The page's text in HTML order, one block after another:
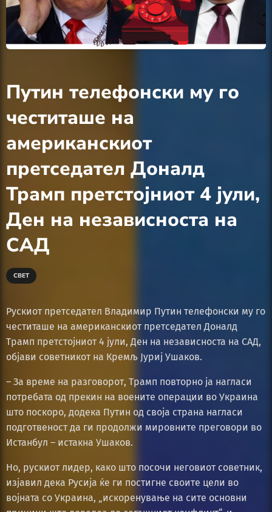
Путин телефонски му го
честиташе на
американскиот
претседател Доналд
Трамп претстојниот 4 јули,
Ден на независноста на
САД
СВЕТ
Рускиот претседател Владимир Путин телефонски му го
честиташе на американскиот претседател Доналд
Трамп претстојниот 4 јули, Ден на независноста на САД,
објави советникот на Кремљ Јуриј Ушаков.
– За време на разговорот, Трамп повторно ја нагласи
потребата од прекин на воените операции во Украина
што поскоро, додека Путин од своја страна нагласи
подготвеност да ги продолжи мировните преговори во
Истанбул – истакна Ушаков.
Но, рускиот лидер, како што посочи неговиот советник,
изјавил дека Русија ќе ги постигне своите цели во
војната со Украина, „искоренување на сите основни